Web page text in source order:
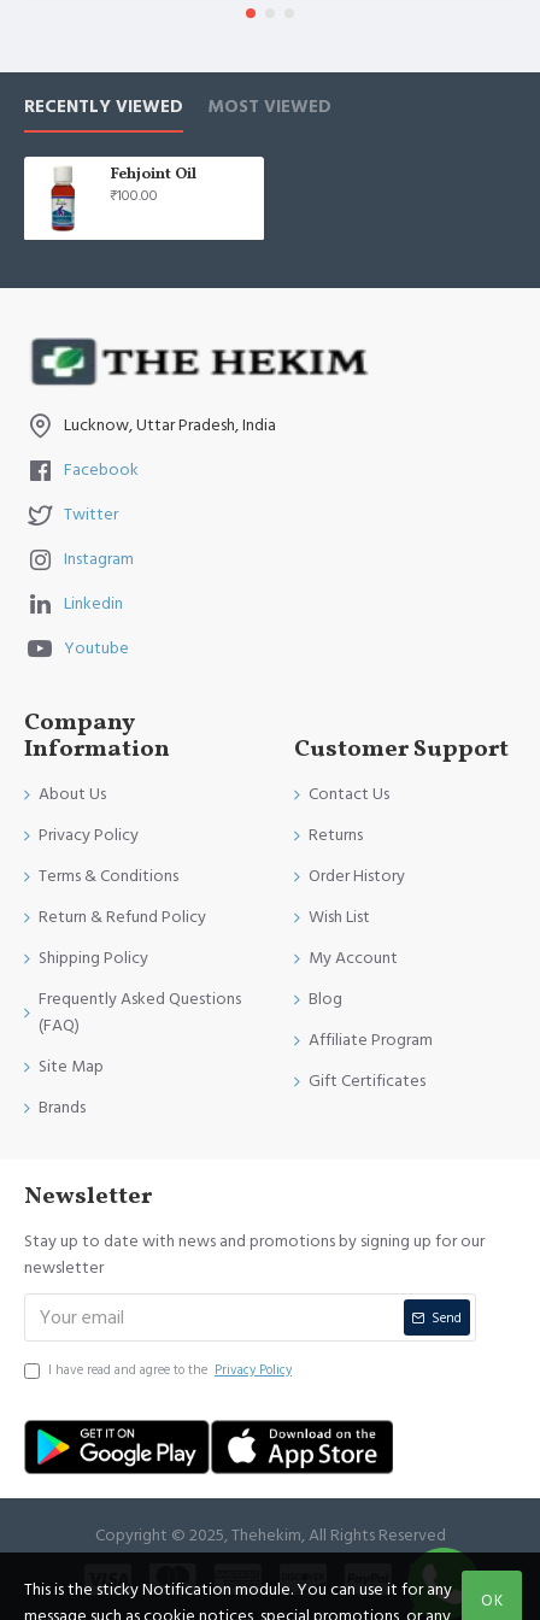
तैयार, सुरक्षित और लंबे समय तक प्रभावी।
RECENTLY VIEWED MOST VIEWED
Fehjoint Oil
₹100.00
Lucknow, Uttar Pradesh, India
Facebook
Twitter
Instagram
Linkedin
Youtube
Company
Information
About Us
Privacy Policy
Terms & Conditions
Return & Refund Policy
Shipping Policy
Frequently Asked Questions
(FAQ)
Site Map
Brands
Customer Support
Contact Us
Returns
Order History
Wish List
My Account
Blog
Affiliate Program
Gift Certificates
Newsletter
Stay up to date with news and promotions by signing up for our
newsletter
Send
I have read and agree to the Privacy Policy
Copyright © 2025, Thehekim, All Rights Reserved
OK
This is the sticky Notification module. You can use it for any